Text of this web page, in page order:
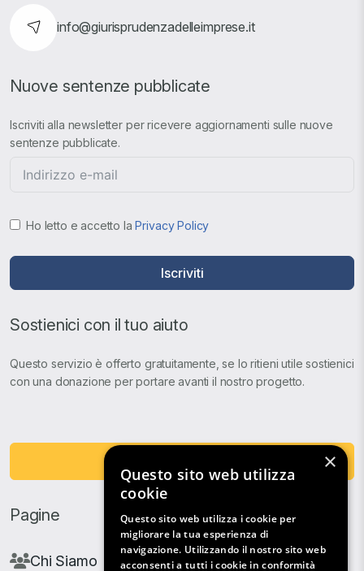
info@giurisprudenzadelleimprese.it
Nuove sentenze pubblicate
Iscriviti alla newsletter per ricevere aggiornamenti sulle nuove
sentenze pubblicate.
Ho letto e accetto laPrivacy Policy
Iscriviti
Sostienici con il tuo aiuto
Questo servizio è offerto gratuitamente, se lo ritieni utile sostienici
con una donazione per portare avanti il nostro progetto.
Pagine
Chi Siamo
×
Questo sito web utilizza
cookie
Questo sito web utilizza i cookie per
migliorare la tua esperienza di
navigazione. Utilizzando il nostro sito web
acconsenti a tutti i cookie in conformità